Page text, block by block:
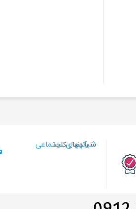
شبکههای اجتماعی
ما را دنبال کنید…